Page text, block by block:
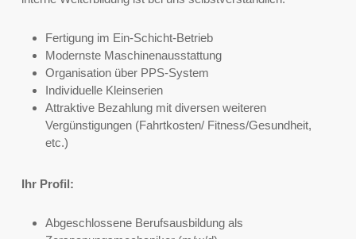
Fertigung im Ein-Schicht-Betrieb
Modernste Maschinenausstattung
Organisation über PPS-System
Individuelle Kleinserien
Attraktive Bezahlung mit diversen weiteren
Vergünstigungen (Fahrtkosten/ Fitness/Gesundheit,
etc.)
Ihr Profil:
Abgeschlossene Berufsausbildung als